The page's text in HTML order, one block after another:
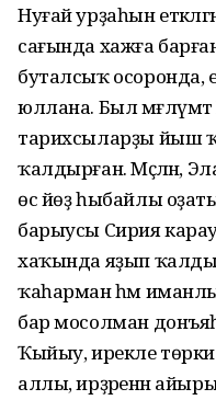
Нуғай урҙаһын
сағында хажға
буталсыҡ осоронда,
юллана. Был
тарихсыларҙы йыш
ҡалдырған. Мәҫәлән,
өс йөҙ һыбайлы
барыусы Сирия
хаҡында яҙып
ҡаһарман һәм
бар мосолман
Ҡыйыу, ирекле
аллы, ирҙәренән